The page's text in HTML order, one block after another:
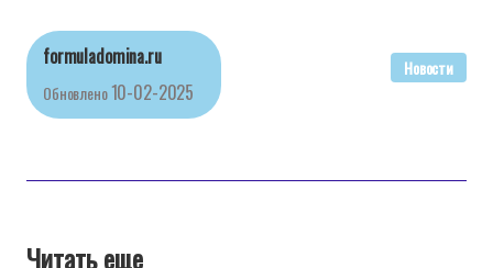
formuladomina.ru
Обновлено10-02-2025
Новости
Читать еще